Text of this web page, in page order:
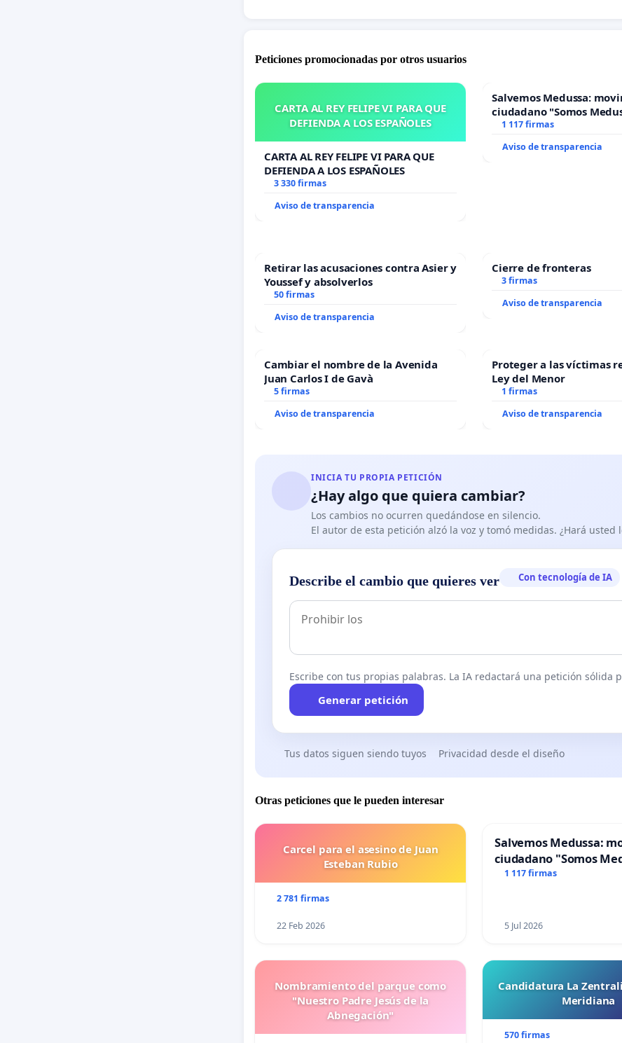
Peticiones promocionadas por otros usuarios
CARTA AL REY FELIPE VI PARA QUE
DEFIENDA A LOS ESPAÑOLES
CARTA AL REY FELIPE VI PARA QUE
DEFIENDA A LOS ESPAÑOLES
3 330 firmas
Aviso de transparencia
Salvemos Medussa:
ciudadano "Somos
1 117 firmas
Aviso de transparencia
Retirar las acusaciones contra Asier y
Youssef y absolverlos
50 firmas
Aviso de transparencia
Cierre de fronteras
3 firmas
Aviso de transparencia
Cambiar el nombre de la Avenida
Juan Carlos I de Gavà
5 firmas
Aviso de transparencia
Proteger a las víctimas
Ley del Menor
1 firmas
Aviso de transparencia
INICIA TU PROPIA PETICIÓN
¿Hay algo que quiera cambiar?
Los cambios no ocurren quedándose en silencio.
El autor de esta petición alzó la voz y tomó medidas. ¿Hará usted
Describe el cambio que quieres ver Con tecnología de IA
Escribe con tus propias palabras. La IA redactará una petición sólida
Generar petición
Tus datos siguen siendo tuyos Privacidad desde el diseño
Otras peticiones que le pueden interesar
Carcel para el asesino de Juan
Esteban Rubio
2 781 firmas
22 Feb 2026
Salvemos Medussa:
ciudadano "Somos
1 117 firmas
5 Jul 2026
Nombramiento del parque como
"Nuestro Padre Jesús de la
Abnegación"
Candidatura La
Meridiana
570 firmas